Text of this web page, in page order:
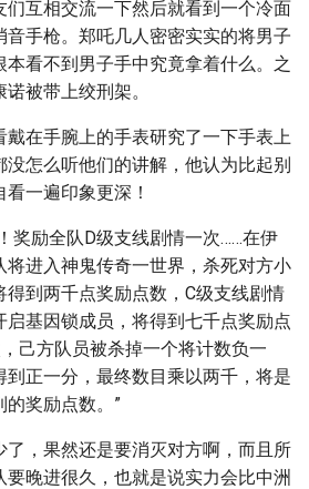
们互相交流一下然后就看到一个冷面
音手枪。郑吒几人密密实实的将男子
本看不到男子手中究竟拿着什么。之
被带上绞刑架。
戴在手腕上的手表研究了一下手表上
怎么听他们的讲解，他认为比起别
一遍印象更深！
奖励全队D级支线剧情一次……在伊
将进入神鬼传奇一世界，杀死对方小
得到两千点奖励点数，C级支线剧情
基因锁成员，将得到七千点奖励点
己方队员被杀掉一个将计数负一
正一分，最终数目乘以两千，将是
奖励点数。”
了，果然还是要消灭对方啊，而且所
晚进很久，也就是说实力会比中洲